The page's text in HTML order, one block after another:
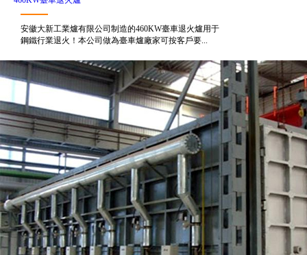
安徽大新工業爐有限公司制造的460KW臺車退火爐用于
鋼鐵行業退火！本公司做為臺車爐廠家可按客戶要...